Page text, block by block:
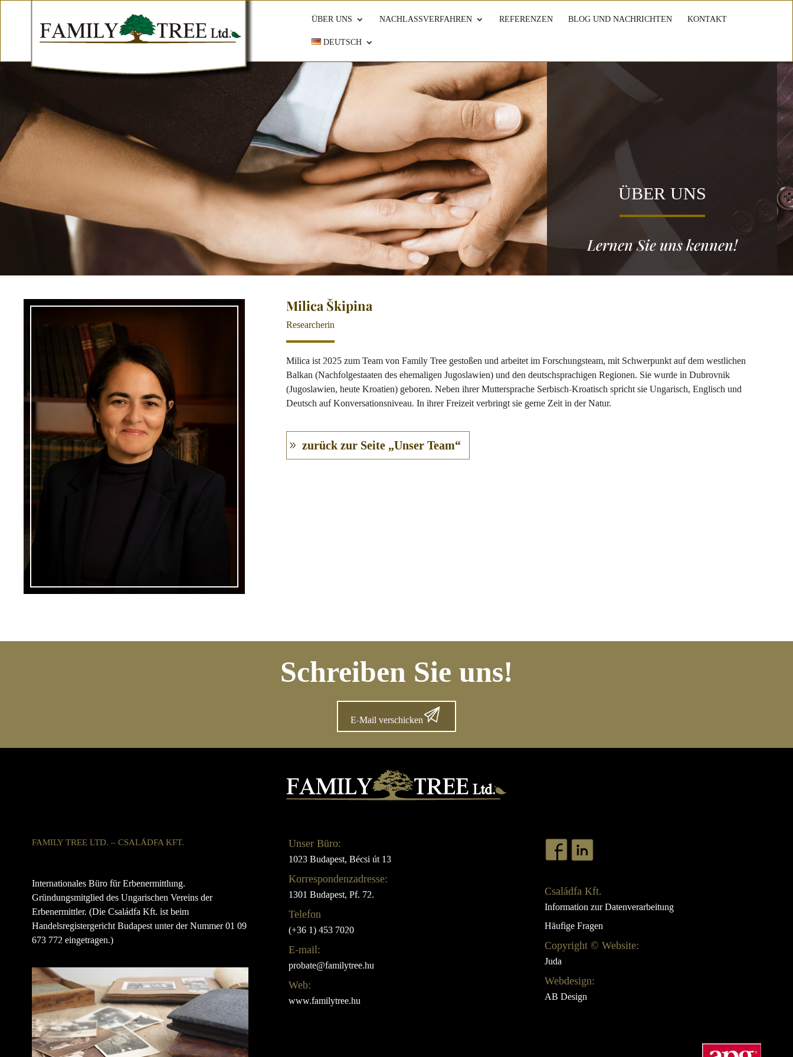
ÜBER UNS NACHLASSVERFAHREN REFERENZEN BLOG UND NACHRICHTEN KONTAKT
DEUTSCH
ÜBER UNS
Lernen Sie uns kennen!
Milica Škipina
Researcherin
Milica ist 2025 zum Team von Family Tree gestoßen und arbeitet im Forschungsteam, mit Schwerpunkt auf dem westlichen
Balkan (Nachfolgestaaten des ehemaligen Jugoslawien) und den deutschsprachigen Regionen. Sie wurde in Dubrovnik
(Jugoslawien, heute Kroatien) geboren. Neben ihrer Muttersprache Serbisch-Kroatisch spricht sie Ungarisch, Englisch und
Deutsch auf Konversationsniveau. In ihrer Freizeit verbringt sie gerne Zeit in der Natur.
zurück zur Seite „Unser Team“
Schreiben Sie uns!
E-Mail verschicken
FAMILY TREE LTD. – CSALÁDFA KFT.
Internationales Büro für Erbenermittlung.
Gründungsmitglied des Ungarischen Vereins der
Erbenermittler. (Die Családfa Kft. ist beim
Handelsregistergericht Budapest unter der Nummer 01 09
673 772 eingetragen.)
Unser Büro:
1023 Budapest, Bécsi út 13
Korrespondenzadresse:
1301 Budapest, Pf. 72.
Telefon
(+36 1) 453 7020
E-mail:
probate@familytree.hu
Web:
www.familytree.hu
Családfa Kft.
Information zur Datenverarbeitung
Häufige Fragen
Copyright © Website:
Juda
Webdesign:
AB Design